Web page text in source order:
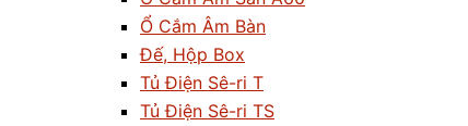
Ổ Cắm Âm Bàn
Đế, Hộp Box
Tủ Điện Sê-ri T
Tủ Điện Sê-ri TS